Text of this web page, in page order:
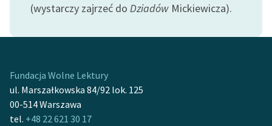
Informacja o treściach
(wystarczy zajrzeć do Dziadów Mickiewicza).
Fundacja Wolne Lektury
ul. Marszałkowska 84/92 lok. 125
00-514 Warszawa
tel. +48 22 621 30 17